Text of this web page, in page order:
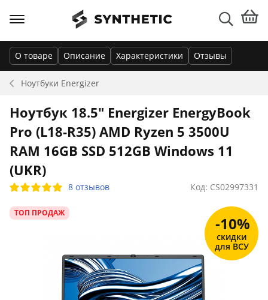
Ноутбуки Energizer
О товаре Описание Характеристики Отзывы
Ноутбук 18.5" Energizer EnergyBook
Pro (L18-R35) AMD Ryzen 5 3500U
RAM 16GB SSD 512GB Windows 11
(UKR)
8 отзывов Код: CS02997331
ТОП ПРОДАЖ
-10%
скидки
для ВСУ